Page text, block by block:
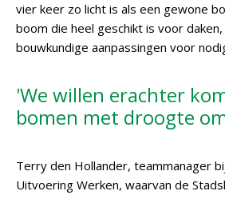
vier keer zo licht is als een gewone
boom die heel geschikt is voor
bouwkundige aanpassingen voor
'We willen erachter
bomen met droogte
Terry den Hollander, teammanager
Uitvoering Werken, waarvan de